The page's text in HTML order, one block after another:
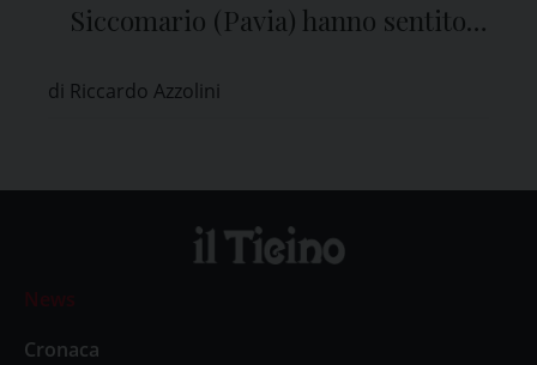
Siccomario (Pavia) hanno sentito
di Riccardo Azzolini
News
Cronaca